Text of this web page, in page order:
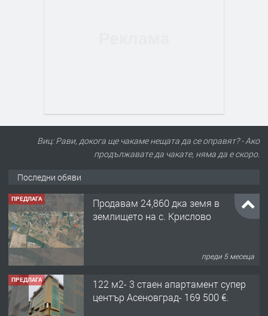
Виц: Рави, докога ще чакаме нещата да се оправят? - Ако
продължавате да чакате, няма да е скоро.
Последни обяви
ПРЕДЛАГА
Продавам 24,860 дка земя в
землището на с. Крислово
преди 5 месеца
ПРЕДЛАГА
122 м2- 3 стаен апартамент супер
център Асеновград- 169 500 €.